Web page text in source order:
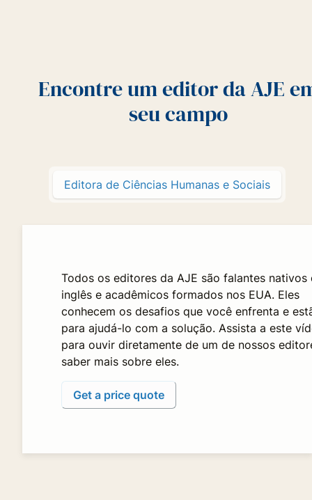
Encontre um editor da AJE
seu campo
Editora de Ciências Humanas e Sociais
Todos os editores da AJE são falantes nativos
inglês e acadêmicos formados nos EUA. Eles
conhecem os desafios que você enfrenta e
para ajudá-lo com a solução. Assista a este
para ouvir diretamente de um de nossos
saber mais sobre eles.
Get a price quote